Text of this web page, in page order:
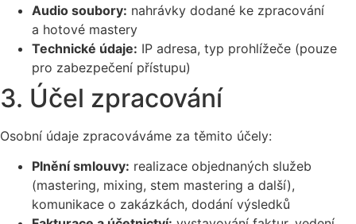
Audio soubory: nahrávky dodané ke zpracování
a hotové mastery
Technické údaje: IP adresa, typ prohlížeče (pouze
pro zabezpečení přístupu)
3. Účel zpracování
Osobní údaje zpracováváme za těmito účely:
Plnění smlouvy: realizace objednaných služeb
(mastering, mixing, stem mastering a další),
komunikace o zakázkách, dodání výsledků